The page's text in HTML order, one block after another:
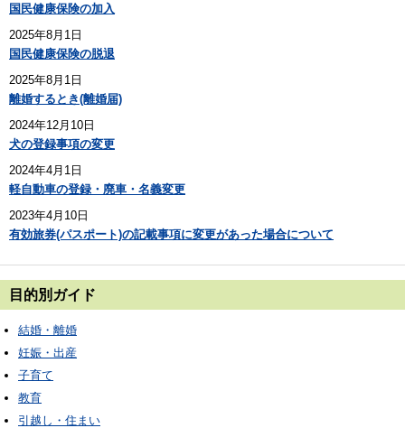
国民健康保険の加入
2025年8月1日
国民健康保険の脱退
2025年8月1日
離婚するとき(離婚届)
2024年12月10日
犬の登録事項の変更
2024年4月1日
軽自動車の登録・廃車・名義変更
2023年4月10日
有効旅券(パスポート)の記載事項に変更があった場合について
目的別ガイド
結婚・離婚
妊娠・出産
子育て
教育
引越し・住まい